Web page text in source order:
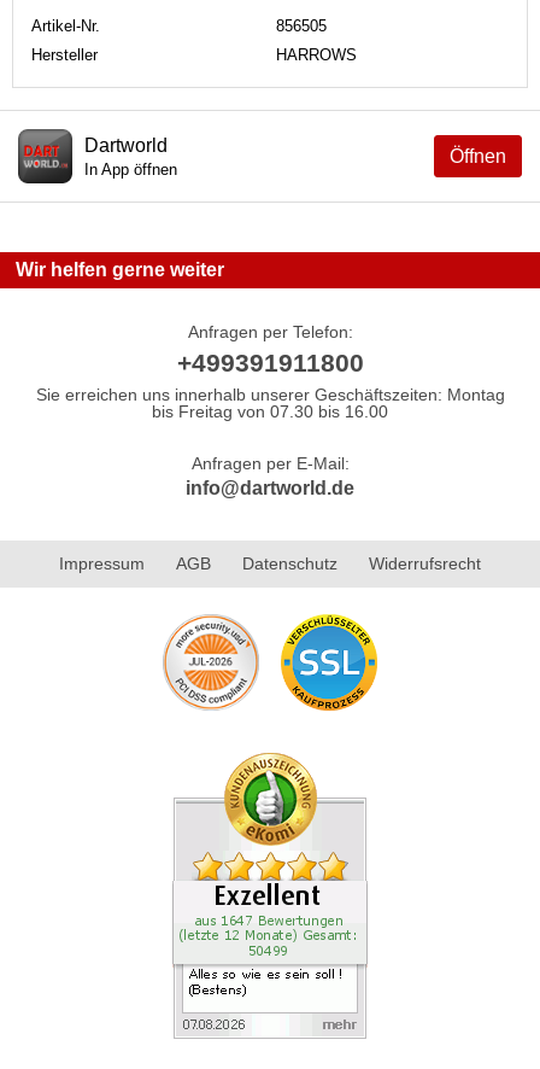
Artikel-Nr.
856505
Hersteller
HARROWS
Öffnen
Dartworld
In App öffnen
Wir helfen gerne weiter
Anfragen per Telefon:
+499391911800
Sie erreichen uns innerhalb unserer Geschäftszeiten: Montag
bis Freitag von 07.30 bis 16.00
Anfragen per E-Mail:
info@dartworld.de
Impressum AGB Datenschutz Widerrufsrecht